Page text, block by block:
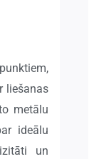
liešanas
metālu
ideālu
un